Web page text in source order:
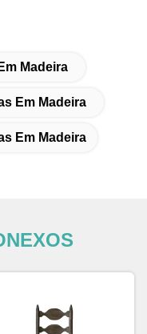
Madeira
Em Madeira
Em Madeira